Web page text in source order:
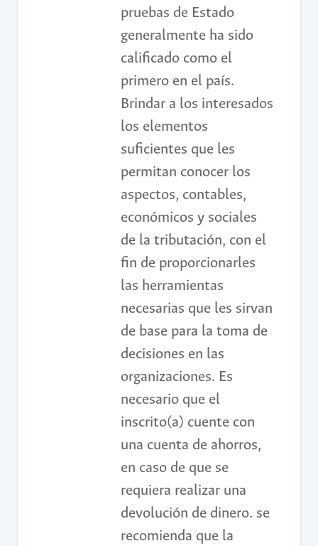
pruebas de Estado
generalmente ha sido
calificado como el
primero en el país.
Brindar a los interesados
los elementos
suficientes que les
permitan conocer los
aspectos, contables,
económicos y sociales
de la tributación, con el
fin de proporcionarles
las herramientas
necesarias que les sirvan
de base para la toma de
decisiones en las
organizaciones. Es
necesario que el
inscrito(a) cuente con
una cuenta de ahorros,
en caso de que se
requiera realizar una
devolución de dinero. se
recomienda que la